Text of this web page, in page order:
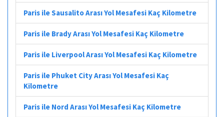
Paris ile Sausalito Arası Yol Mesafesi Kaç Kilometre
Paris ile Brady Arası Yol Mesafesi Kaç Kilometre
Paris ile Liverpool Arası Yol Mesafesi Kaç Kilometre
Paris ile Phuket City Arası Yol Mesafesi Kaç
Kilometre
Paris ile Nord Arası Yol Mesafesi Kaç Kilometre